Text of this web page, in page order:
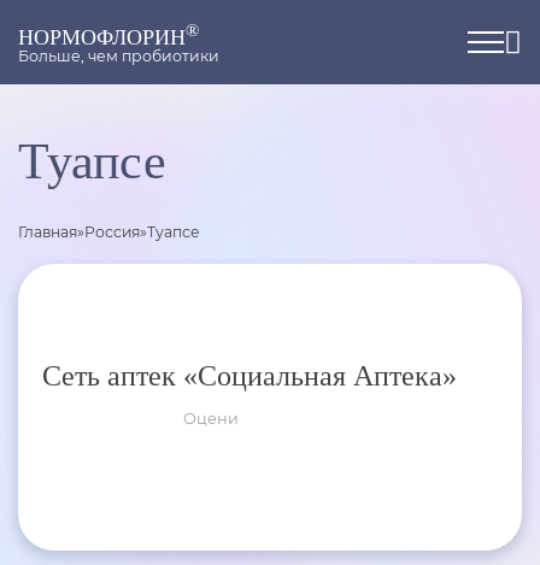
НОРМОФЛОРИН®
Больше, чем пробиотики
Туапсе
Главная»Россия»Туапсе
Сеть аптек «Социальная Аптека»
Оцени